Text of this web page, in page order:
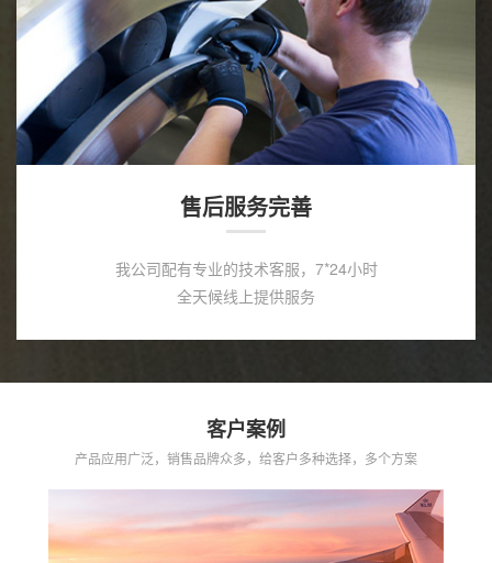
售后服务完善
我公司配有专业的技术客服，7*24小时
全天候线上提供服务
客户案例
产品应用广泛，销售品牌众多，给客户多种选择，多个方案